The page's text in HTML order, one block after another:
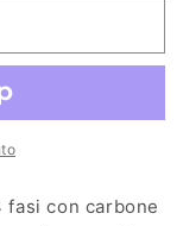
con carbone